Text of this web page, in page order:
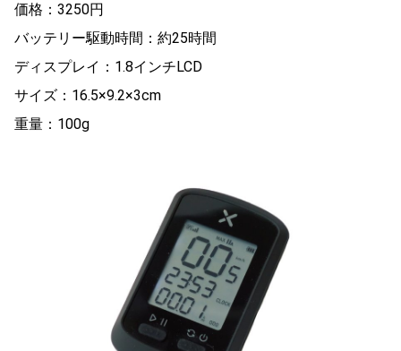
価格：3250円
バッテリー駆動時間：約25時間
ディスプレイ：1.8インチLCD
サイズ：16.5×9.2×3cm
重量：100g